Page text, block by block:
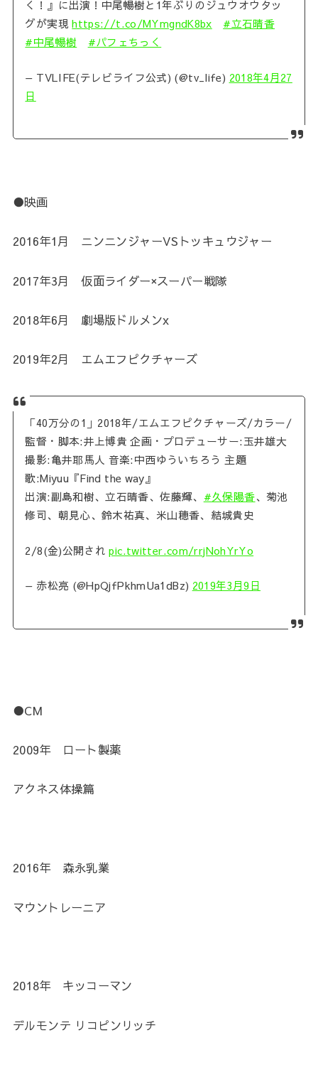
く！』に出演！中尾暢樹と1年ぶりのジュウオウタッ
グが実現https://t.co/MYmgndK8bx
#立石晴香
#中尾暢樹
#パフェちっく
— TVLIFE(テレビライフ公式) (@tv_life) 2018年4月27
日
●映画
2016年1月 ニンニンジャーVSトッキュウジャー
2017年3月 仮面ライダー×スーパー戦隊
2018年6月 劇場版ドルメンx
2019年2月 エムエフピクチャーズ
「40万分の1」2018年/エムエフピクチャーズ/カラー/
監督・脚本:井上博貴 企画・プロデューサー:玉井雄大
撮影:亀井耶馬人 音楽:中西ゆういちろう 主題
歌:Miyuu『Find the way』
出演:副島和樹、立石晴香、佐藤輝、 #久保陽香、菊池
修司、朝見心、鈴木祐真、米山穂香、結城貴史
2/8(金)公開されpic.twitter.com/rrjNohYrYo
— 赤松亮 (@HpQjfPkhmUa1dBz) 2019年3月9日
●CM
2009年 ロート製薬
アクネス体操篇
2016年 森永乳業
マウントレーニア
2018年 キッコーマン
デルモンテ リコピンリッチ